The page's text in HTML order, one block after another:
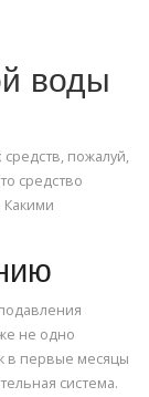
воды
пожалуй,
средство
Какими
не одно
в первые месяцы
система.